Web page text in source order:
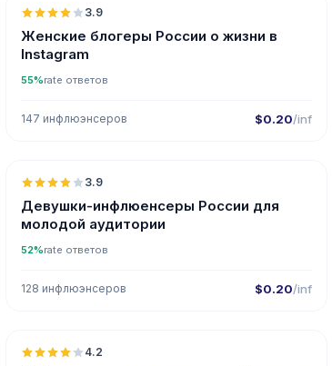
3.9
Женские блогеры России о жизни в
Instagram
55%rate ответов
147 инфлюэнсеров $0.20/inf
3.9
Девушки-инфлюенсеры России для
молодой аудитории
52%rate ответов
128 инфлюэнсеров $0.20/inf
4.2